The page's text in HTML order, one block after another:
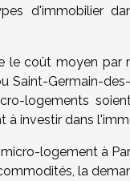
d'immobilier
le coût moyen par
Saint-Germain-
logements
investir dans
logement à
la